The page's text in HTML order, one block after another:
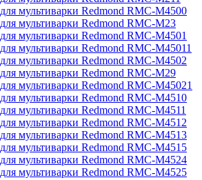
мультиварки Redmond RMC-M4500
мультиварки Redmond RMC-M23
мультиварки Redmond RMC-M4501
мультиварки Redmond RMC-M45011
мультиварки Redmond RMC-M4502
мультиварки Redmond RMC-M29
мультиварки Redmond RMC-M45021
мультиварки Redmond RMC-M4510
мультиварки Redmond RMC-M4511
мультиварки Redmond RMC-M4512
мультиварки Redmond RMC-M4513
мультиварки Redmond RMC-M4515
мультиварки Redmond RMC-M4524
мультиварки Redmond RMC-M4525